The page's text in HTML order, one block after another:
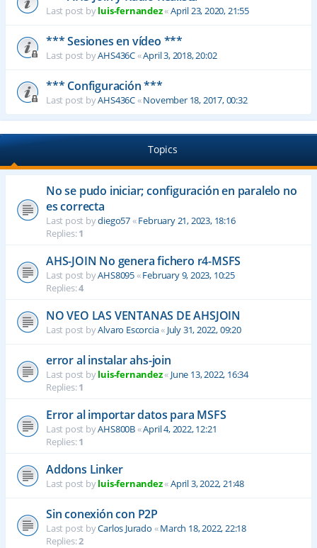
Last post byluis-fernandez«April 23, 2020, 21:55
*** Sesiones en vídeo ***
Last post byAHS436C«April 3, 2018, 20:02
*** Configuración ***
Last post byAHS436C«November 18, 2017, 00:32
Topics
No se pudo iniciar; configuración en paralelo no
es correcta
Last post bydiego57«February 21, 2023, 18:16
Replies:1
AHS-JOIN No genera fichero r4-MSFS
Last post byAHS8095«February 9, 2023, 10:25
Replies:4
NO VEO LAS VENTANAS DE AHSJOIN
Last post byAlvaro Escorcia« July 31, 2022, 09:20
error al instalar ahs-join
Last post byluis-fernandez« June 13, 2022, 16:34
Replies:1
Error al importar datos para MSFS
Last post byAHS800B«April 4, 2022, 12:21
Replies:1
Addons Linker
Last post byluis-fernandez«April 3, 2022, 21:48
Sin conexión con P2P
Last post byCarlos Jurado «March 18, 2022, 22:18
Replies:2